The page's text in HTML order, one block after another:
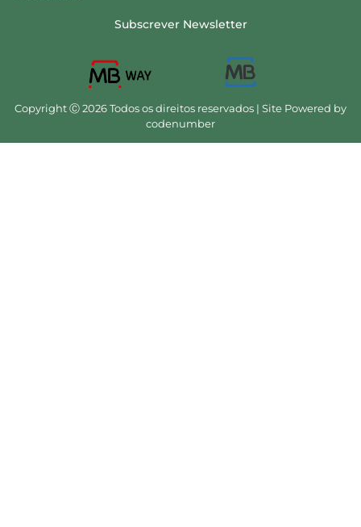
Subscrever Newsletter
Copyright Ⓒ 2026 Todos os direitos reservados | Site Powered by
codenumber